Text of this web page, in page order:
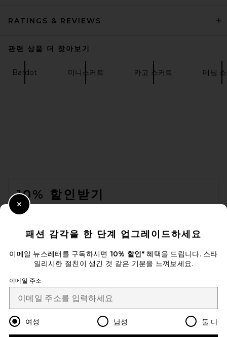
THE ATTICO Denim Mini Skirt
in Sky Blue
RATINGS & REVIEWS
관련 상품 더 찾아보기
Bardot 미니스커트 카고 스커트 데님
10% 할인받기
이메일을 제출하여 뉴스레터를 구독하실 수 있습니다. 언제든지 수신 거
Email Address
Sign Up
Change Country Regions
패션 감각을 한 단계 업그레이드하세요
이메일 뉴스레터를 구독하시면 10% 할인*혜택을 드립니다. 스타
일리시한 절친이 생긴 것 같은 기분을 느껴보세요.
이메일 주소
여성 남성 둘 다
Close Modal